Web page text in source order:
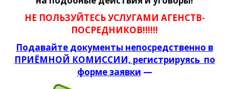
НЕ ПОЛЬЗУЙТЕСЬ УСЛУГАМИ АГЕНСТВ-
ПОСРЕДНИКОВ!!!!!!
Подавайте документы непосредственно в
ПРИЁМНОЙ КОМИССИИ, регистрируясь по
форме заявки —